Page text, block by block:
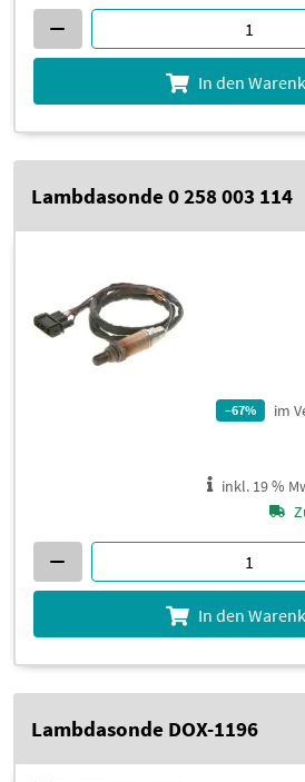
In den
Lambdasonde 0 258 003 114
–67% im
inkl. 19 %
In den
Lambdasonde DOX-1196